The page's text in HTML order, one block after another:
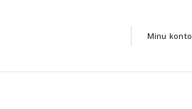
Minu konto